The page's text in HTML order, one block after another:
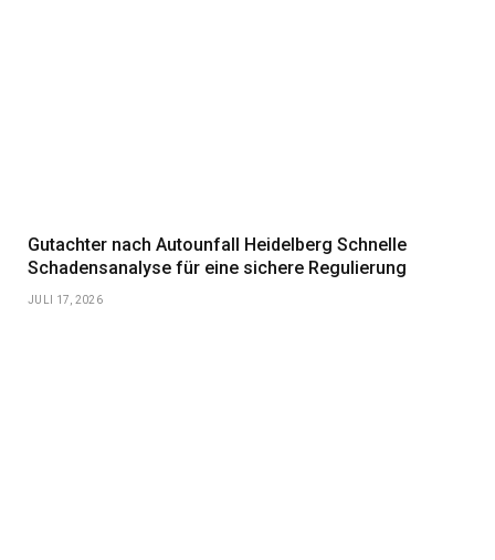
Gutachter nach Autounfall Heidelberg Schnelle
Schadensanalyse für eine sichere Regulierung
JULI 17, 2026